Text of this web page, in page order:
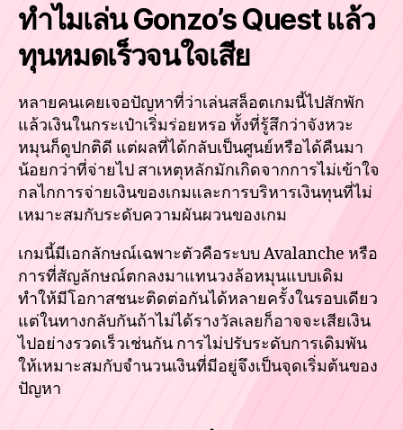
ทำไมเล่น Gonzo’s Quest แล้ว
ทุนหมดเร็วจนใจเสีย
หลายคนเคยเจอปัญหาที่ว่าเล่นสล็อตเกมนี้ไปสักพัก
แล้วเงินในกระเป๋าเริ่มร่อยหรอ ทั้งที่รู้สึกว่าจังหวะ
หมุนก็ดูปกติดี แต่ผลที่ได้กลับเป็นศูนย์หรือได้คืนมา
น้อยกว่าที่จ่ายไป สาเหตุหลักมักเกิดจากการไม่เข้าใจ
กลไกการจ่ายเงินของเกมและการบริหารเงินทุนที่ไม่
เหมาะสมกับระดับความผันผวนของเกม
เกมนี้มีเอกลักษณ์เฉพาะตัวคือระบบ Avalanche หรือ
การที่สัญลักษณ์ตกลงมาแทนวงล้อหมุนแบบเดิม
ทำให้มีโอกาสชนะติดต่อกันได้หลายครั้งในรอบเดียว
แต่ในทางกลับกันถ้าไม่ได้รางวัลเลยก็อาจจะเสียเงิน
ไปอย่างรวดเร็วเช่นกัน การไม่ปรับระดับการเดิมพัน
ให้เหมาะสมกับจำนวนเงินที่มีอยู่จึงเป็นจุดเริ่มต้นของ
ปัญหา